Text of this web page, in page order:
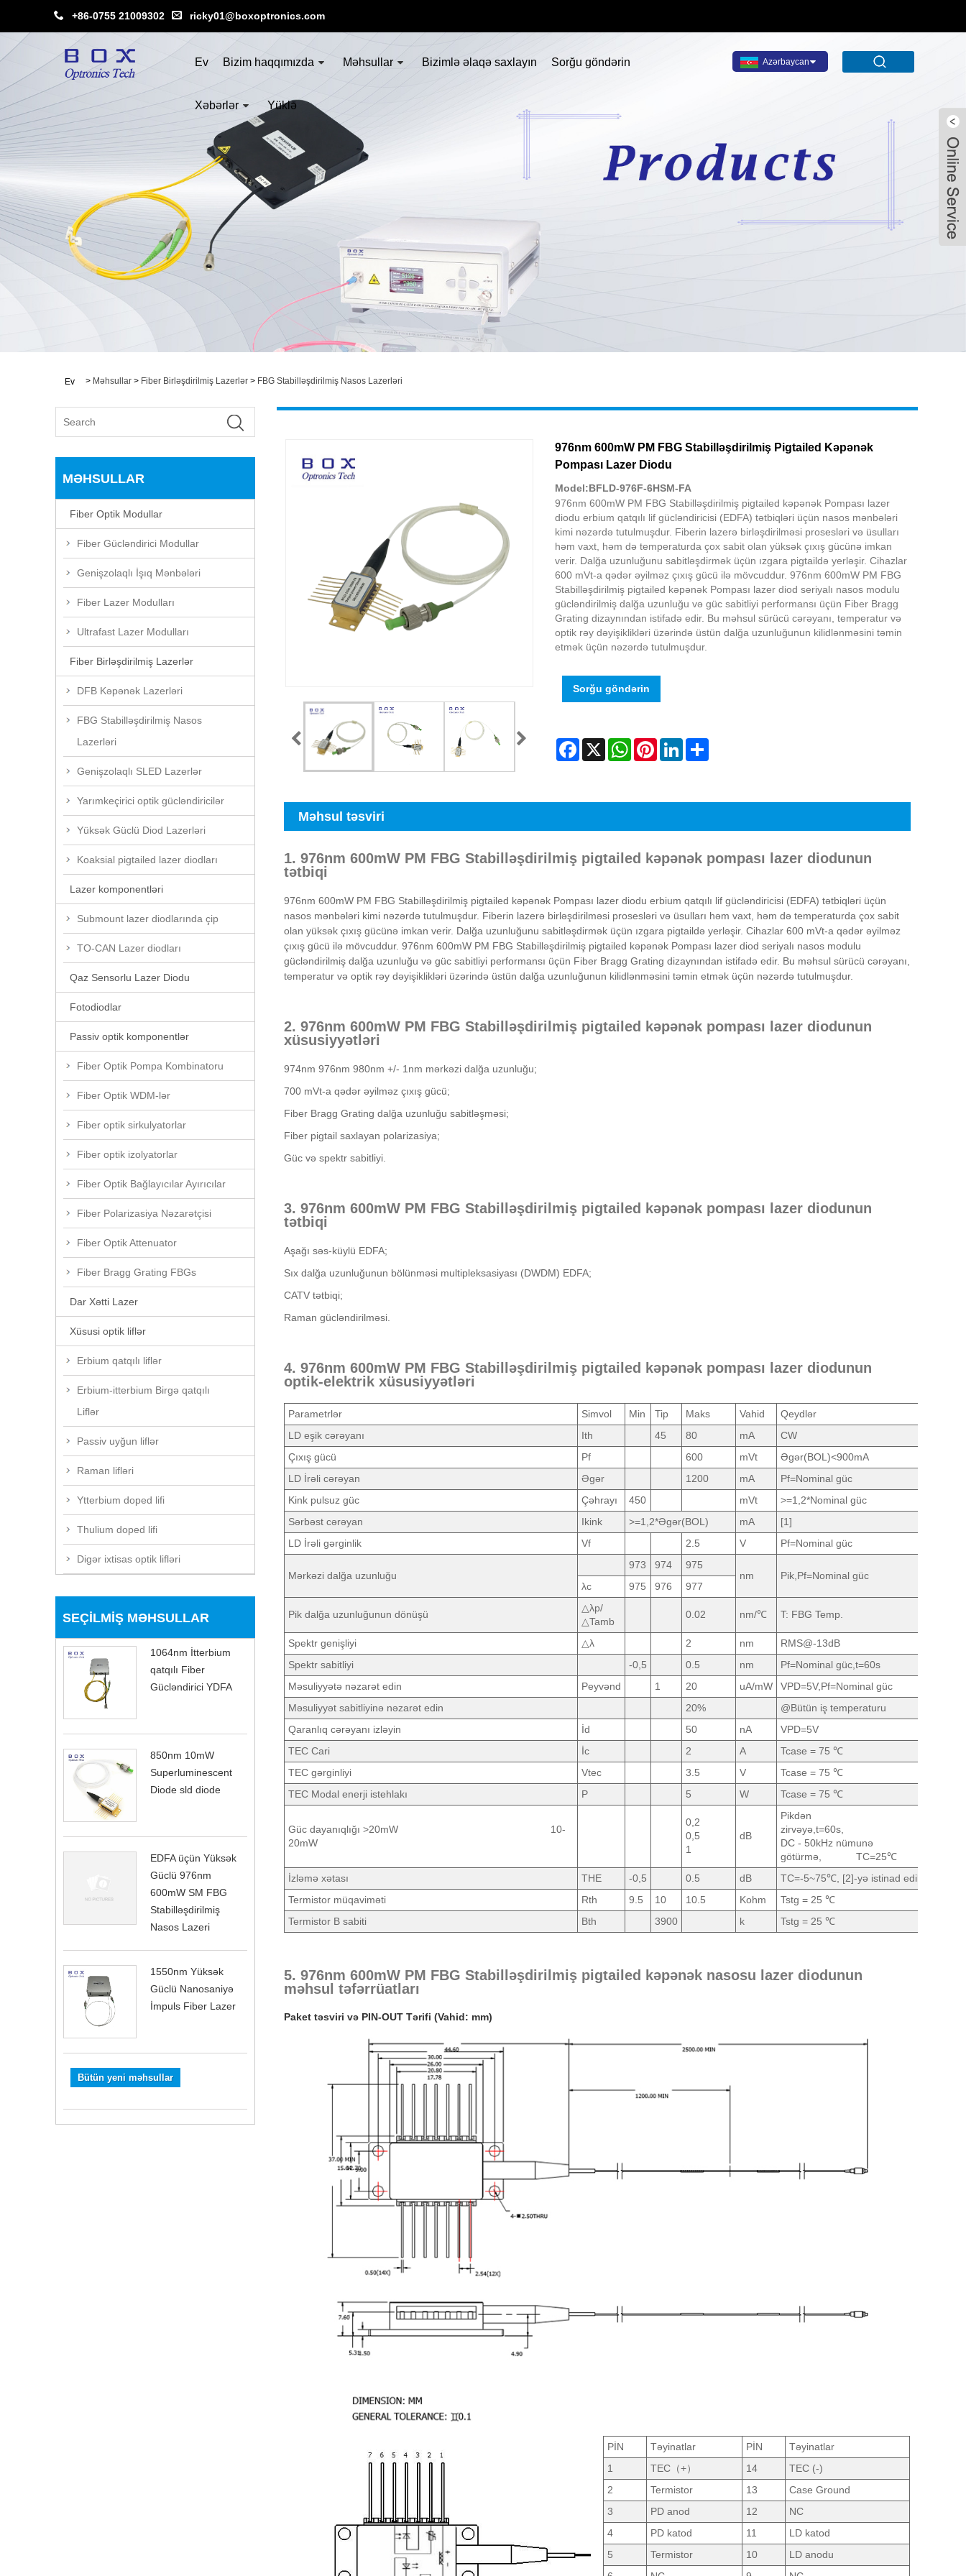
+86-0755 21009302 ricky01@boxoptronics.com
Azərbaycan
Ev Bizim haqqımızda Məhsullar Bizimlə əlaqə saxlayın Sorğu göndərin
Xəbərlər Yüklə
Ev > Məhsullar > Fiber Birləşdirilmiş Lazerlər > FBG Stabilləşdirilmiş Nasos Lazerləri
MƏHSULLAR
Fiber Optik Modullar
Fiber Gücləndirici Modullar
Genişzolaqlı İşıq Mənbələri
Fiber Lazer Modulları
Ultrafast Lazer Modulları
Fiber Birləşdirilmiş Lazerlər
DFB Kəpənək Lazerləri
FBG Stabilləşdirilmiş Nasos
Lazerləri
Genişzolaqlı SLED Lazerlər
Yarımkeçirici optik gücləndiricilər
Yüksək Güclü Diod Lazerləri
Koaksial pigtailed lazer diodları
Lazer komponentləri
Submount lazer diodlarında çip
TO-CAN Lazer diodları
Qaz Sensorlu Lazer Diodu
Fotodiodlar
Passiv optik komponentlər
Fiber Optik Pompa Kombinatoru
Fiber Optik WDM-lər
Fiber optik sirkulyatorlar
Fiber optik izolyatorlar
Fiber Optik Bağlayıcılar Ayırıcılar
Fiber Polarizasiya Nəzarətçisi
Fiber Optik Attenuator
Fiber Bragg Grating FBGs
Dar Xətti Lazer
Xüsusi optik liflər
Erbium qatqılı liflər
Erbium-itterbium Birgə qatqılı
Liflər
Passiv uyğun liflər
Raman lifləri
Ytterbium doped lifi
Thulium doped lifi
Digər ixtisas optik lifləri
SEÇILMIŞ MƏHSULLAR
1064nm İtterbium
qatqılı Fiber
Gücləndirici YDFA
850nm 10mW
Superluminescent
Diode sld diode
EDFA üçün Yüksək
Güclü 976nm
600mW SM FBG
Stabilləşdirilmiş
Nasos Lazeri
1550nm Yüksək
Güclü Nanosaniyə
İmpuls Fiber Lazer
Bütün yeni məhsullar
976nm 600mW PM FBG Stabilləşdirilmiş Pigtailed Kəpənək
Pompası Lazer Diodu
Model:BFLD-976F-6HSM-FA
976nm 600mW PM FBG Stabilləşdirilmiş pigtailed kəpənək Pompası lazer
diodu erbium qatqılı lif gücləndiricisi (EDFA) tətbiqləri üçün nasos mənbələri
kimi nəzərdə tutulmuşdur. Fiberin lazerə birləşdirilməsi prosesləri və üsulları
həm vaxt, həm də temperaturda çox sabit olan yüksək çıxış gücünə imkan
verir. Dalğa uzunluğunu sabitləşdirmək üçün ızgara pigtaildə yerləşir. Cihazlar
600 mVt-a qədər əyilməz çıxış gücü ilə mövcuddur. 976nm 600mW PM FBG
Stabilləşdirilmiş pigtailed kəpənək Pompası lazer diod seriyalı nasos modulu
gücləndirilmiş dalğa uzunluğu və güc sabitliyi performansı üçün Fiber Bragg
Grating dizaynından istifadə edir. Bu məhsul sürücü cərəyanı, temperatur və
optik rəy dəyişiklikləri üzərində üstün dalğa uzunluğunun kilidlənməsini təmin
etmək üçün nəzərdə tutulmuşdur.
Sorğu göndərin
Facebook
X WhatsAppPinterestLinkedInShare
Məhsul təsviri
1. 976nm 600mW PM FBG Stabilləşdirilmiş pigtailed kəpənək pompası lazer diodunun
tətbiqi
976nm 600mW PM FBG Stabilləşdirilmiş pigtailed kəpənək Pompası lazer diodu erbium qatqılı lif gücləndiricisi (EDFA) tətbiqləri üçün
nasos mənbələri kimi nəzərdə tutulmuşdur. Fiberin lazerə birləşdirilməsi prosesləri və üsulları həm vaxt, həm də temperaturda çox sabit
olan yüksək çıxış gücünə imkan verir. Dalğa uzunluğunu sabitləşdirmək üçün ızgara pigtaildə yerləşir. Cihazlar 600 mVt-a qədər əyilməz
çıxış gücü ilə mövcuddur. 976nm 600mW PM FBG Stabilləşdirilmiş pigtailed kəpənək Pompası lazer diod seriyalı nasos modulu
gücləndirilmiş dalğa uzunluğu və güc sabitliyi performansı üçün Fiber Bragg Grating dizaynından istifadə edir. Bu məhsul sürücü cərəyanı,
temperatur və optik rəy dəyişiklikləri üzərində üstün dalğa uzunluğunun kilidlənməsini təmin etmək üçün nəzərdə tutulmuşdur.
2. 976nm 600mW PM FBG Stabilləşdirilmiş pigtailed kəpənək pompası lazer diodunun
xüsusiyyətləri
974nm 976nm 980nm +/- 1nm mərkəzi dalğa uzunluğu;
700 mVt-a qədər əyilməz çıxış gücü;
Fiber Bragg Grating dalğa uzunluğu sabitləşməsi;
Fiber pigtail saxlayan polarizasiya;
Güc və spektr sabitliyi.
3. 976nm 600mW PM FBG Stabilləşdirilmiş pigtailed kəpənək pompası lazer diodunun
tətbiqi
Aşağı səs-küylü EDFA;
Sıx dalğa uzunluğunun bölünməsi multipleksasiyası (DWDM) EDFA;
CATV tətbiqi;
Raman gücləndirilməsi.
4. 976nm 600mW PM FBG Stabilləşdirilmiş pigtailed kəpənək pompası lazer diodunun
optik-elektrik xüsusiyyətləri
Parametrlər Simvol Min Tip Maks Vahid
Qeydlər
LD eşik cərəyanı
Ith 45 80 mA
CW
Çıxış gücü
Pf 600 mVt
Əgər(BOL)<900mA
LD İrəli cərəyan
Əgər 1200 mA
Pf=Nominal güc
Kink pulsuz güc
Çəhrayı 450 mVt
>=1,2*Nominal güc
Sərbəst cərəyan
Ikink >=1,2*Əgər(BOL) mA
[1]
LD İrəli gərginlik
Vf 2.5 V Pf=Nominal güc
Mərkəzi dalğa uzunluğu
973 974
975
nm
Pik,Pf=Nominal güc
λc
975 976 977
Pik dalğa uzunluğunun dönüşü
△λp/
△Tamb
0.02 nm/℃ T: FBG Temp.
Spektr genişliyi △λ 2 nm
RMS@-13dB
Spektr sabitliyi
-0,5 0.5 nm
Pf=Nominal güc,t=60s
Məsuliyyətə nəzarət edin
Peyvənd 1 20 uA/mW
VPD=5V,Pf=Nominal güc
Məsuliyyət sabitliyinə nəzarət edin
20%
@Bütün iş temperaturu
Qaranlıq cərəyanı izləyin
İd 50 nA
VPD=5V
TEC Cari
İc 2 A
Tcase = 75 ℃
TEC gərginliyi
Vtec 3.5 V
Tcase = 75 ℃
TEC Modal enerji istehlakı
P 5 W Tcase = 75 ℃
Güc dayanıqlığı >20mW 10-
20mW
0,2
0,5
1
dB
Pikdən
zirvəyə,t=60s,
DC - 50kHz nümunə
götürmə, TC=25℃
İzləmə xətası
THE -0,5 0.5 dB
TC=-5~75℃, [2]-yə istinad edilir
Termistor müqaviməti
Rth 9.5 10 10.5 Kohm
Tstg = 25 ℃
Termistor B sabiti
Bth 3900 k Tstg = 25 ℃
5. 976nm 600mW PM FBG Stabilləşdirilmiş pigtailed kəpənək nasosu lazer diodunun
məhsul təfərrüatları
Paket təsviri və PIN-OUT Tərifi (Vahid: mm)
PİN Təyinatlar PİN
Təyinatlar
1
TEC（+） 14
TEC (-)
2
Termistor 13
Case Ground
3
PD anod 12
NC
4
PD katod 11
LD katod
5
Termistor 10
LD anodu